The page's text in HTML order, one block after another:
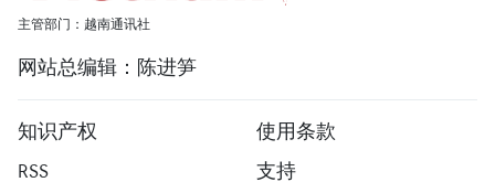
主管部门：越南通讯社
网站总编辑：陈进笋
知识产权
使用条款
RSS
支持